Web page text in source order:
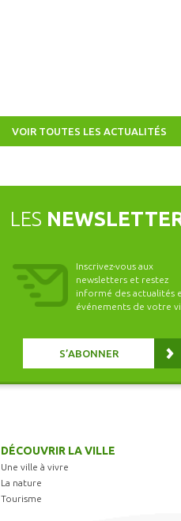
VOIR TOUTES LES ACTUALITÉS
LES
Inscrivez-vous aux
newsletters et restez
informé des actualités
événements de votre
S’ABONNER
DÉCOUVRIR LA VILLE
Une ville à vivre
La nature
Tourisme